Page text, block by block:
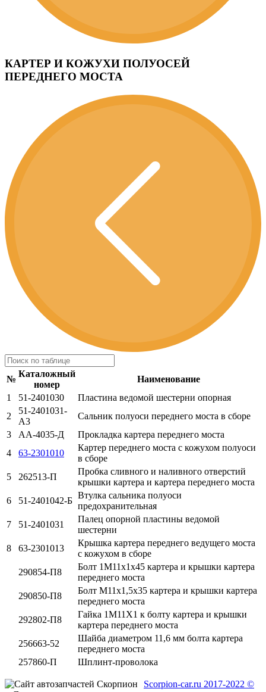
КАРТЕР И КОЖУХИ ПОЛУОСЕЙ
ПЕРЕДНЕГО МОСТА
№
Каталожный
номер
Наименование
1
51-2401030
Пластина ведомой шестерни опорная
2
51-2401031-
А3
Сальник полуоси переднего моста в сборе
3
АА-4035-Д
Прокладка картера переднего моста
4
63-2301010
Картер переднего моста с кожухом полуоси
в сборе
5
262513-П
Пробка сливного и наливного отверстий
крышки картера и картера переднего моста
6
51-2401042-Б
Втулка сальника полуоси
предохранительная
7
51-2401031
Палец опорной пластины ведомой
шестерни
8
63-2301013
Крышка картера переднего ведущего моста
с кожухом в сборе
290854-П8
Болт 1М11х1х45 картера и крышки картера
переднего моста
290850-П8
Болт М11х1,5х35 картера и крышки картера
переднего моста
292802-П8
Гайка 1М11Х1 к болту картера и крышки
картера переднего моста
256663-52
Шайба диаметром 11,6 мм болта картера
переднего моста
257860-П
Шплинт-проволока
Scorpion-car.ru 2017-2022 ©